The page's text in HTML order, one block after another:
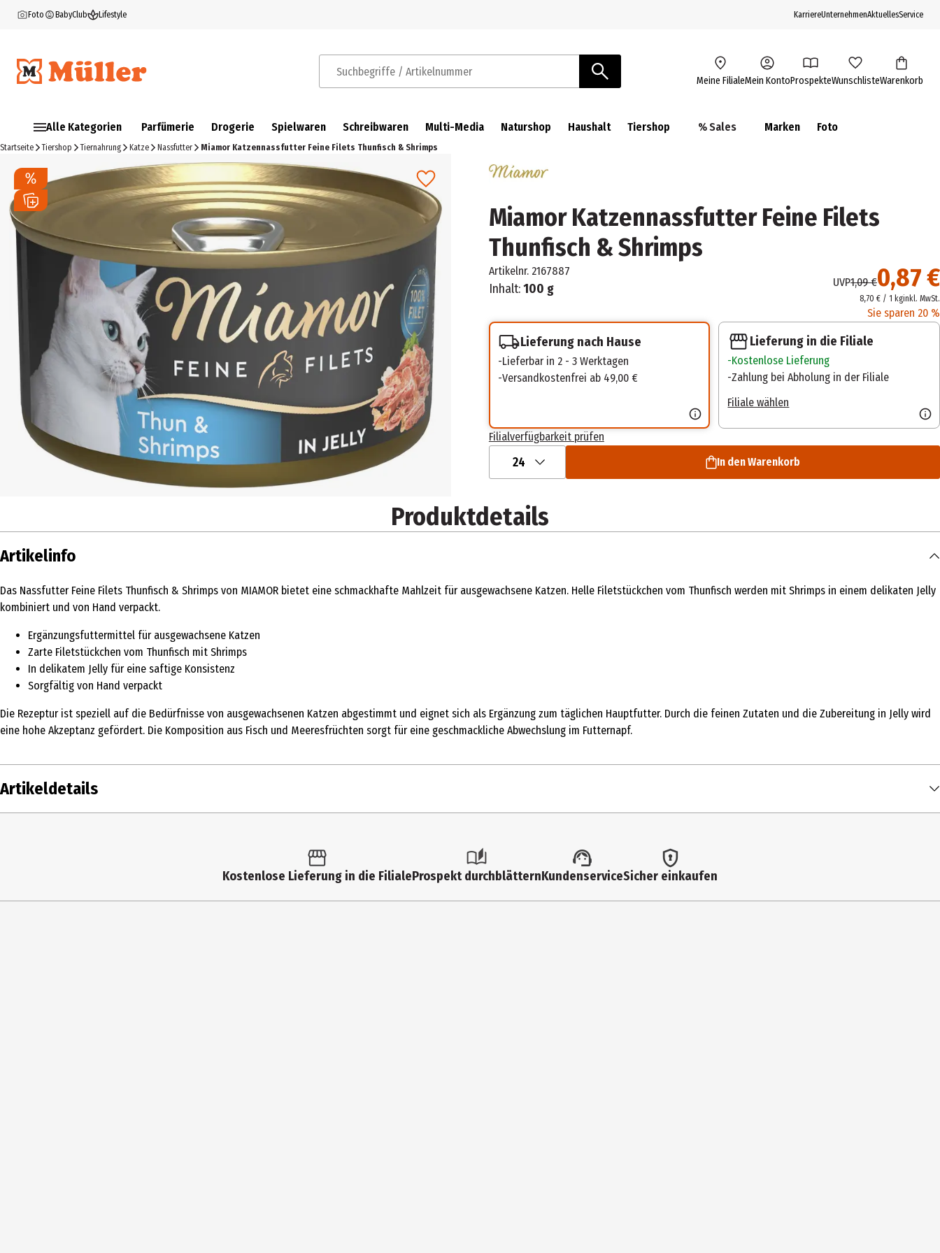
Foto BabyClub Lifestyle KarriereUnternehmenAktuellesService
Suchbegriffe / Artikelnummer Meine FilialeMein KontoProspekteWunschlisteWarenkorb
Alle Kategorien Parfümerie Drogerie Spielwaren Schreibwaren Multi-Media Naturshop Haushalt Tiershop % Sales Marken Foto
Startseite Tiershop Tiernahrung Katze Nassfutter Miamor Katzennassfutter Feine Filets Thunfisch & Shrimps
Miamor Katzennassfutter Feine Filets
Thunfisch & Shrimps
Artikelnr. 2167887
Inhalt:100 g 0,87 €
UVP1,09 €
8,70 € / 1 kginkl. MwSt.
Sie sparen 20 %
Lieferung nach Hause
Lieferbar in 2 - 3 Werktagen
Versandkostenfrei ab 49,00 €
Lieferung in die Filiale
Kostenlose Lieferung
Zahlung bei Abholung in der Filiale
Filiale wählen
Filialverfügbarkeit prüfen
24 In den Warenkorb
Produktdetails
Artikelinfo
Das Nassfutter Feine Filets Thunfisch & Shrimps von MIAMOR bietet eine schmackhafte Mahlzeit für ausgewachsene Katzen. Helle Filetstückchen vom Thunfisch werden mit Shrimps in einem delikaten Jelly
kombiniert und von Hand verpackt.
Ergänzungsfuttermittel für ausgewachsene Katzen
Zarte Filetstückchen vom Thunfisch mit Shrimps
In delikatem Jelly für eine saftige Konsistenz
Sorgfältig von Hand verpackt
Die Rezeptur ist speziell auf die Bedürfnisse von ausgewachsenen Katzen abgestimmt und eignet sich als Ergänzung zum täglichen Hauptfutter. Durch die feinen Zutaten und die Zubereitung in Jelly wird
eine hohe Akzeptanz gefördert. Die Komposition aus Fisch und Meeresfrüchten sorgt für eine geschmackliche Abwechslung im Futternapf.
Artikeldetails
Gewicht der Katze: 4kg / Dosen pro Tag: ca. 3
Kostenlose Lieferung in die FilialeProspekt durchblätternKundenserviceSicher einkaufen